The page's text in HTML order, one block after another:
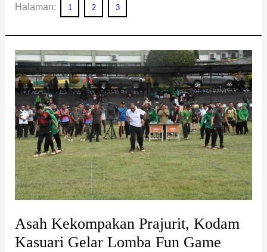
Halaman: 1 2 3
Asah Kekompakan Prajurit, Kodam
Kasuari Gelar Lomba Fun Game
Asah
Kekompakan
Prajurit,
Kodam
Kasuari
Gelar
Lomba
Fun
Game